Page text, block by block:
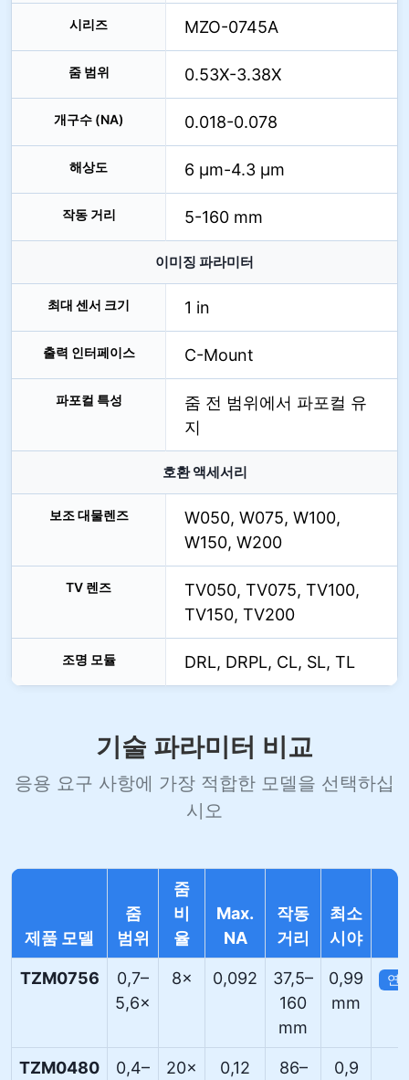
시리즈 MZO-0745A
줌 범위 0.53X-3.38X
개구수 (NA) 0.018-0.078
해상도 6 µm-4.3 µm
작동 거리 5-160 mm
이미징 파라미터
최대 센서 크기 1 in
출력 인터페이스 C-Mount
파포컬 특성
줌 전 범위에서 파포컬 유
지
호환 액세서리
보조 대물렌즈
W050, W075, W100,
W150, W200
TV 렌즈
TV050, TV075, TV100,
TV150, TV200
조명 모듈 DRL, DRPL, CL, SL, TL
기술 파라미터 비교
응용 요구 사항에 가장 적합한 모델을 선택하십
시오
제품 모델
줌
범위
줌
비
율
Max.
NA
작동
거리
최소
시야
TZM0756
0,7–
5,6×
8× 0,092
37,5–
160
mm
0,99
mm
연
TZM0480
0,4–
20× 0,12
86–
0,9